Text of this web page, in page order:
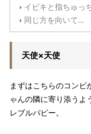
イビキと指ちゅっ
同じ方を向いて…
天使×天使
まずはこちらのコンビ
ゃんの隣に寄り添うよ
レブルパピー。